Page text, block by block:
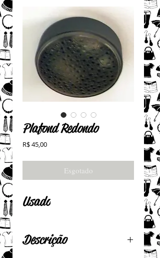
Plafond Redondo
R$ 45,00Preço
Esgotado
Usado
Descrição